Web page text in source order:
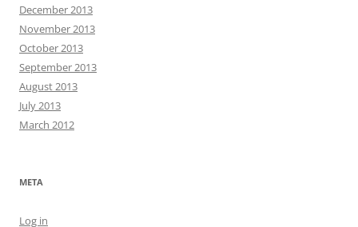
December 2013
November 2013
October 2013
September 2013
August 2013
July 2013
March 2012
META
Log in